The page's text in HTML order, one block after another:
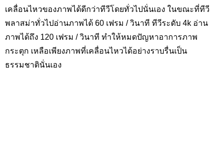
เคลื่อนไหวของภาพได้ดีกว่าทีวีโดยทั่วไปนั่นเอง ในขณะที่ทีวี
พลาสม่าทั่วไปอ่านภาพได้ 60 เฟรม / วินาที ทีวีระดับ 4k อ่าน
ภาพได้ถึง 120 เฟรม / วินาที ทำให้หมดปัญหาอาการภาพ
กระตุก เหลือเพียงภาพที่เคลื่อนไหวได้อย่างราบรื่นเป็น
ธรรมชาตินั่นเอง